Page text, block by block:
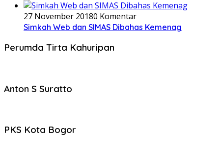
27 November 20180 Komentar
Simkah Web dan SIMAS Dibahas Kemenag
Perumda Tirta Kahuripan
Anton S Suratto
PKS Kota Bogor